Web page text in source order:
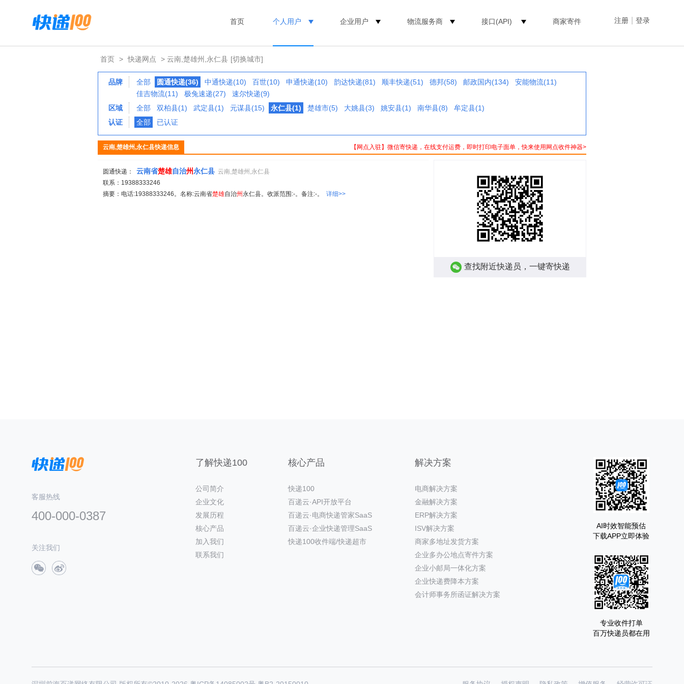
注册 登录
首页 个人用户 企业用户 物流服务商 接口(API) 商家寄件
首页 > 快递网点 > 云南,楚雄州,永仁县 [切换城市]
品牌 全部 圆通快递(36) 中通快递(10) 百世(10) 申通快递(10) 韵达快递(81) 顺丰快递(51) 德邦(58) 邮政国内(134)
安能物流(11)
佳吉物流(11)
极兔速递(27)
速尔快递(9)
区域
全部 双柏县(1) 武定县(1) 元谋县(15) 永仁县(1) 楚雄市(5) 大姚县(3) 姚安县(1) 南华县(8)
牟定县(1)
认证
全部 已认证
【网点入驻】微信寄快递，在线支付运费，即时打印电子面单，快来使用网点收件神器>
云南,楚雄州,永仁县快递信息
圆通快递： 云南省楚雄自治州永仁县 云南,楚雄州,永仁县
联系：19388333246
摘要：电话:19388333246。名称:云南省楚雄自治州永仁县。收派范围:-。备注:-。 详细>>
查找附近快递员，一键寄快递
客服热线
400-000-0387
关注我们
了解快递100
公司简介
企业文化
发展历程
核心产品
加入我们
联系我们
核心产品
快递100
百递云·API开放平台
百递云·电商快递管家SaaS
百递云·企业快递管理SaaS
快递100收件端/快递超市
解决方案
电商解决方案
金融解决方案
ERP解决方案
ISV解决方案
商家多地址发货方案
企业多办公地点寄件方案
企业小邮局一体化方案
企业快递费降本方案
会计师事务所函证解决方案
AI时效智能预估
下载APP立即体验
专业收件打单
百万快递员都在用